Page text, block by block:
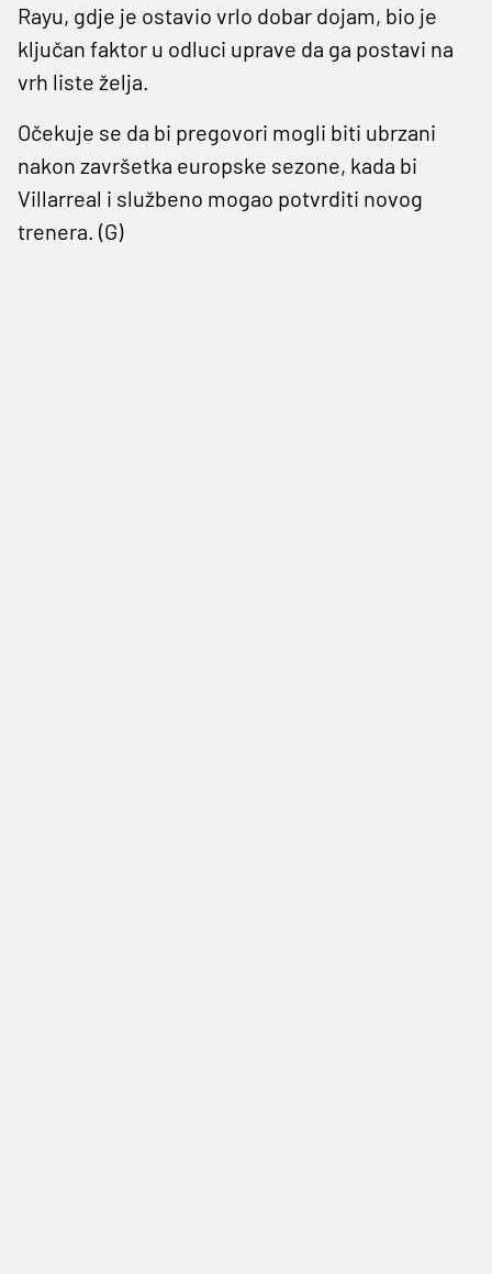
Rayu, gdje je ostavio vrlo dobar dojam, bio je
ključan faktor u odluci uprave da ga postavi na
vrh liste želja.
Očekuje se da bi pregovori mogli biti ubrzani
nakon završetka europske sezone, kada bi
Villarreal i službeno mogao potvrditi novog
trenera. (G)